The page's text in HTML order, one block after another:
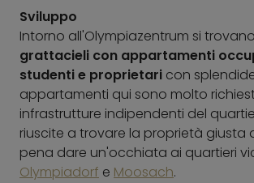
Sviluppo
Intorno all'Olympiazentrum si
grattacieli con appartamenti
studenti e proprietari con
appartamenti qui sono molto
infrastrutture indipendenti del
riuscite a trovare la proprietà giusta
pena dare un'occhiata ai quartieri
Olympiadorf e Moosach.